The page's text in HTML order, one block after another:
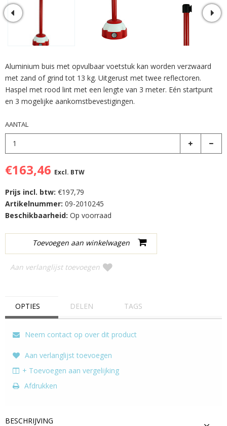
Aluminium buis met opvulbaar voetstuk kan worden verzwaard
met zand of grind tot 13 kg. Uitgerust met twee reflectoren.
Haspel met rood lint met een lengte van 3 meter. Eén startpunt
en 3 mogelijke aankomstbevestigingen.
AANTAL
€163,46 Excl. BTW
Prijs incl. btw: €197,79
Artikelnummer: 09-2010245
Beschikbaarheid: Op voorraad
Aan verlanglijst toevoegen
OPTIES DELEN TAGS
Neem contact op over dit product
Aan verlanglijst toevoegen
+ Toevoegen aan vergelijking
Afdrukken
BESCHRIJVING